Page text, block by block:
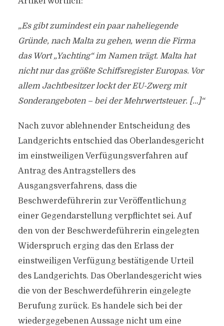
„Es gibt zumindest ein paar naheliegende
Gründe, nach Malta zu gehen, wenn die Firma
das Wort „Yachting“ im Namen trägt. Malta hat
nicht nur das größte Schiffsregister Europas. Vor
allem Jachtbesitzer lockt der EU-Zwerg mit
Sonderangeboten – bei der Mehrwertsteuer. […]“
Nach zuvor ablehnender Entscheidung des
Landgerichts entschied das Oberlandesgericht
im einstweiligen Verfügungsverfahren auf
Antrag des Antragstellers des
Ausgangsverfahrens, dass die
Beschwerdeführerin zur Veröffentlichung
einer Gegendarstellung verpflichtet sei. Auf
den von der Beschwerdeführerin eingelegten
Widerspruch erging das den Erlass der
einstweiligen Verfügung bestätigende Urteil
des Landgerichts. Das Oberlandesgericht wies
die von der Beschwerdeführerin eingelegte
Berufung zurück. Es handele sich bei der
wiedergegebenen Aussage nicht um eine